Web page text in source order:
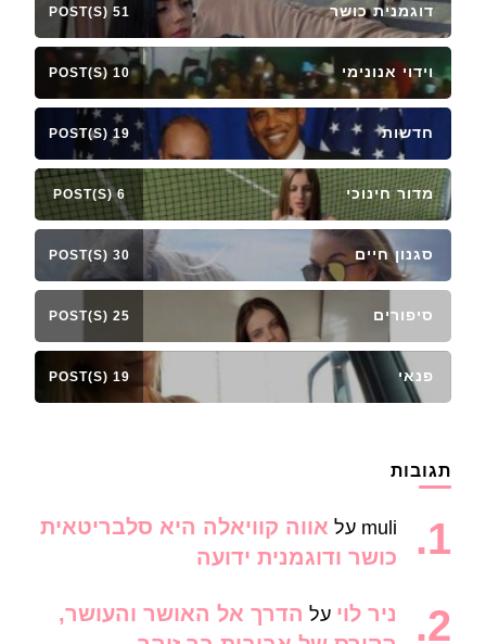
דוגמנית כושר 51 POST(S)
וידוי אנונימי 10 POST(S)
חדשות 19 POST(S)
מדור חינוכי 6 POST(S)
סגנון חיים 30 POST(S)
סיפורים 25 POST(S)
פנאי 19 POST(S)
תגובות
muli על אווה קוויאלה היא סלבריטאית
כושר ודוגמנית ידועה
ניר לוי על הדרך אל האושר והעושר,